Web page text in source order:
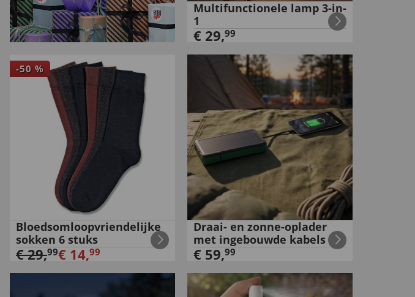
Multifunctionele lamp 3-in-
1
€ 29,99
-50 %
Bloedsomloopvriendelijke
sokken 6 stuks
€29,99€ 14,99
Draai- en zonne-oplader
met ingebouwde kabels
€ 59,99